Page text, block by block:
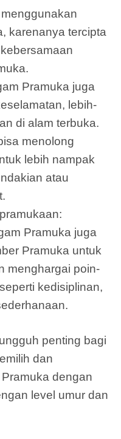
karenanya tercipta
Pramuka juga
lebih-
di alam terbuka.
menolong
lebih nampak
atau
Pramuka juga
Pramuka untuk
menghargai poin-
kedisiplinan,
penting bagi
dan
dengan
level umur dan